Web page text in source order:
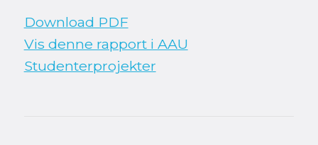
Download PDF
Vis denne rapport i AAU
Studenterprojekter